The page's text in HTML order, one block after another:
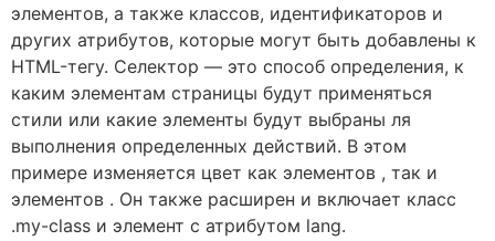
элементов, а также классов, идентификаторов и
других атрибутов, которые могут быть добавлены к
HTML-тегу. Селектор — это способ определения, к
каким элементам страницы будут применяться
стили или какие элементы будут выбраны ля
выполнения определенных действий. В этом
примере изменяется цвет как элементов , так и
элементов . Он также расширен и включает класс
.my-class и элемент с атрибутом lang.